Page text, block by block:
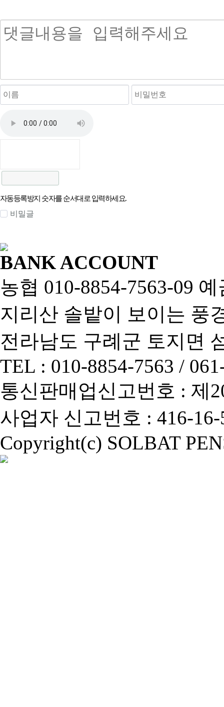
자동등록방지 숫자를 순서대로 입력하세요.
비밀글
BANK ACCOUNT
농협 010-8854-7563-09
지리산 솔밭이 보이는 풍
전라남도 구례군 토지면
TEL : 010-8854-7563 /
통신판매업신고번호 : 제
사업자 신고번호 : 416-16-
Copyright(c) SOLBAT